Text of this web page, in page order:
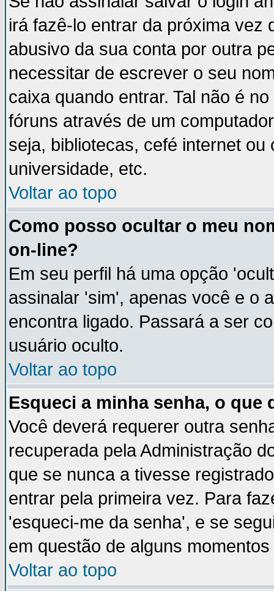
irá fazê-lo entrar da próxima vez
abusivo da sua conta por outra
necessitar de escrever o seu
caixa quando entrar. Tal não é
fóruns através de um
seja, bibliotecas, cefé internet
universidade, etc.
Voltar ao topo
Como posso ocultar o meu
on-line?
Em seu perfil há uma opção
assinalar 'sim', apenas você e o
encontra ligado. Passará a ser
usuário oculto.
Voltar ao topo
Esqueci a minha senha, o que
Você deverá requerer outra
recuperada pela Administração
que se nunca a tivesse
entrar pela primeira vez. Para
'esqueci-me da senha', e se
em questão de alguns momentos
Voltar ao topo